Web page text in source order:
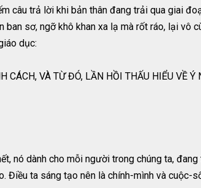
câu trả lời khi bản thân đang trải qua giai
sơ, ngỡ khô khan xa lạ mà rốt ráo, lại vô
dục:
VÀ TỪ ĐÓ, LẦN HỒI THẤU HIỂU VỀ
nó dành cho mỗi người trong chúng ta,
Điều ta sáng tạo nên là chính-mình và cuộc-